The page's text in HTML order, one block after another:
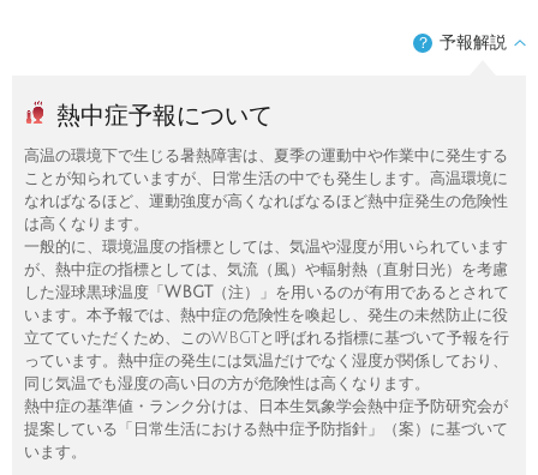
？ 予報解説
熱中症予報について
高温の環境下で生じる暑熱障害は、夏季の運動中や作業中に発生する
ことが知られていますが、日常生活の中でも発生します。高温環境に
なればなるほど、運動強度が高くなればなるほど熱中症発生の危険性
は高くなります。
一般的に、環境温度の指標としては、気温や湿度が用いられています
が、熱中症の指標としては、気流（風）や輻射熱（直射日光）を考慮
した湿球黒球温度「 WBGT
（注）」を用いるのが有用であるとされて
います。本予報では、熱中症の危険性を喚起し、発生の未然防止に役
立てていただくため、このWBGTと呼ばれる指標に基づいて予報を行
っています。熱中症の発生には気温だけでなく湿度が関係しており、
同じ気温でも湿度の高い日の方が危険性は高くなります。
熱中症の基準値・ランク分けは、日本生気象学会熱中症予防研究会が
提案している「日常生活における熱中症予防指針」（案）に基づいて
います。